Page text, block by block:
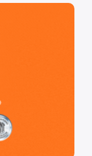
e sustentável